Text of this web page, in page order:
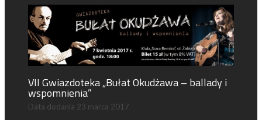
VII Gwiazdoteka „Bułat Okudżawa – ballady i
wspomnienia”
Data dodania 23 marca 2017